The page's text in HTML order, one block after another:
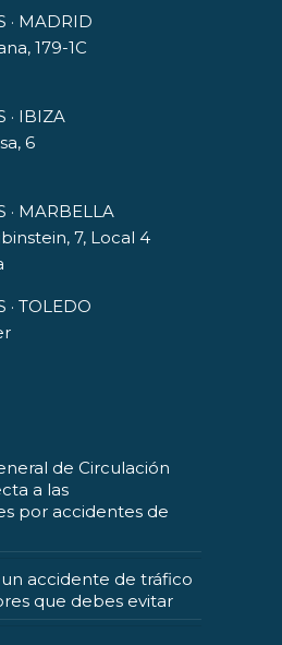
· MADRID
179-1C
· IBIZA
6
· MARBELLA
7, Local 4
· TOLEDO
de Circulación
a las
por accidentes de
accidente de tráfico
que debes evitar